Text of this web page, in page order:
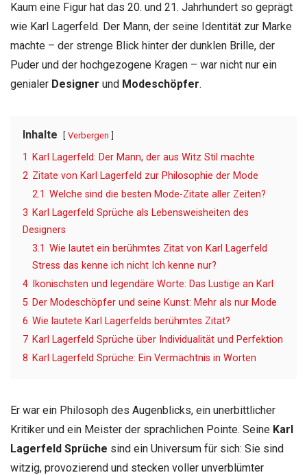
Kaum eine Figur hat das 20. und 21. Jahrhundert so geprägt
wie Karl Lagerfeld. Der Mann, der seine Identität zur Marke
machte – der strenge Blick hinter der dunklen Brille, der
Puder und der hochgezogene Kragen – war nicht nur ein
genialer Designer und Modeschöpfer.
Inhalte Verbergen
1
Karl Lagerfeld: Der Mann, der aus Witz Stil machte
2 Zitate von Karl Lagerfeld zur Philosophie der Mode
2.1 Welche sind die besten Mode-Zitate aller Zeiten?
3 Karl Lagerfeld Sprüche als Lebensweisheiten des
Designers
3.1 Wie lautet ein berühmtes Zitat von Karl Lagerfeld
Stress das kenne ich nicht Ich kenne nur?
4
Ikonischsten und legendäre Worte: Das Lustige an Karl
5 Der Modeschöpfer und seine Kunst: Mehr als nur Mode
6 Wie lautete Karl Lagerfelds berühmtes Zitat?
7 Karl Lagerfeld Sprüche über Individualität und Perfektion
8 Karl Lagerfeld Sprüche: Ein Vermächtnis in Worten
Er war ein Philosoph des Augenblicks, ein unerbittlicher
Kritiker und ein Meister der sprachlichen Pointe. Seine Karl
Lagerfeld Sprüche sind ein Universum für sich: Sie sind
witzig, provozierend und stecken voller unverblümter